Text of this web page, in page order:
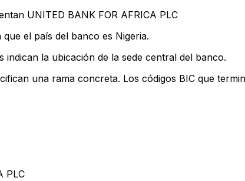
UNITED BANK FOR AFRICA PLC
el país del banco es Nigeria.
indican la ubicación de la sede central del banco.
una rama concreta. Los códigos BIC que
PLC